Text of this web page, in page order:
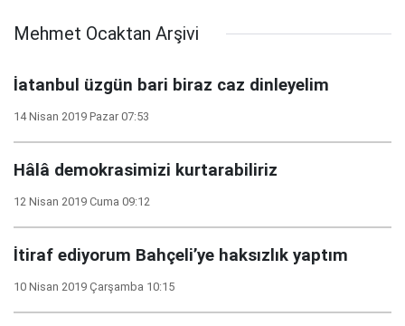
Mehmet Ocaktan Arşivi
İatanbul üzgün bari biraz caz dinleyelim
14 Nisan 2019 Pazar 07:53
Hâlâ demokrasimizi kurtarabiliriz
12 Nisan 2019 Cuma 09:12
İtiraf ediyorum Bahçeli’ye haksızlık yaptım
10 Nisan 2019 Çarşamba 10:15